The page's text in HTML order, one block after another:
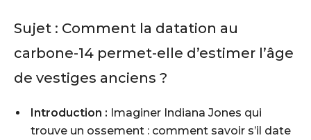
Sujet : Comment la datation au
carbone-14 permet-elle d’estimer l’âge
de vestiges anciens ?
Introduction : Imaginer Indiana Jones qui
trouve un ossement : comment savoir s’il date